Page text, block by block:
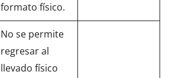
formato físico.
No se permite
regresar al
llevado físico